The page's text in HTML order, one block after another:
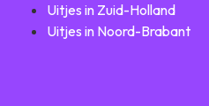
Uitjes in Zuid-Holland
Uitjes in Noord-Brabant